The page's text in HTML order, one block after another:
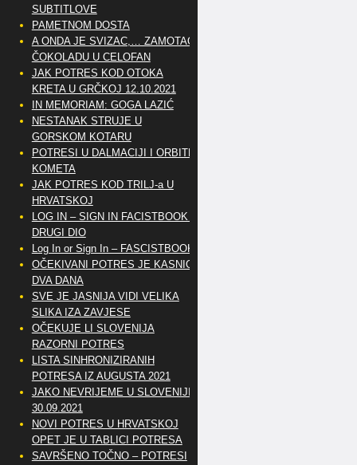
SUBTITLOVE
PAMETNOM DOSTA
A ONDA JE SVIZAC,… ZAMOTAO
ČOKOLADU U CELOFAN
JAK POTRES KOD OTOKA
KRETA U GRČKOJ 12.10.2021
IN MEMORIAM: GOGA LAZIĆ
NESTANAK STRUJE U
GORSKOM KOTARU
POTRESI U DALMACIJI I ORBITE
KOMETA
JAK POTRES KOD TRILJ-a U
HRVATSKOJ
LOG IN – SIGN IN FACISTBOOK –
DRUGI DIO
Log In or Sign In – FASCISTBOOK
OČEKIVANI POTRES JE KASNIO
DVA DANA
SVE JE JASNIJA VIDI VELIKA
SLIKA IZA ZAVJESE
OČEKUJE LI SLOVENIJA
RAZORNI POTRES
LISTA SINHRONIZIRANIH
POTRESA IZ AUGUSTA 2021
JAKO NEVRIJEME U SLOVENIJI
30.09.2021
NOVI POTRES U HRVATSKOJ
OPET JE U TABLICI POTRESA
SAVRŠENO TOČNO – POTRESI